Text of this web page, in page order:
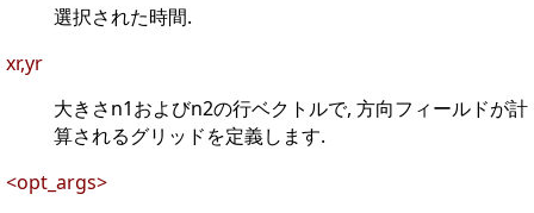
選択された時間.
xr,yr
大きさn1およびn2の行ベクトルで, 方向フィールドが計
算されるグリッドを定義します.
<opt_args>